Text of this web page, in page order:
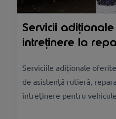
Servicii
intreținere la
Serviciile adiționale
de asistență rutieră,
întreținere pentru